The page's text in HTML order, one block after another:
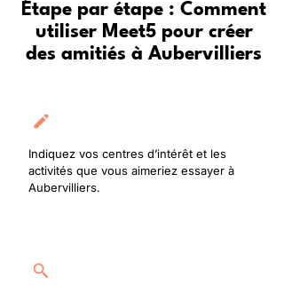
Étape par étape : Comment
utiliser Meet5 pour créer
des amitiés à Aubervilliers
Indiquez vos centres d’intérêt et les
activités que vous aimeriez essayer à
Aubervilliers.